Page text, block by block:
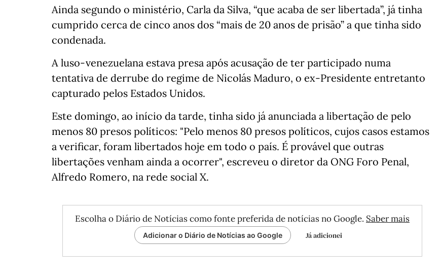
Ainda segundo o ministério, Carla da Silva, “que acaba de ser libertada”, já tinha
cumprido cerca de cinco anos dos “mais de 20 anos de prisão” a que tinha sido
condenada.
A luso-venezuelana estava presa após acusação de ter participado numa
tentativa de derrube do regime de Nicolás Maduro, o ex-Presidente entretanto
capturado pelos Estados Unidos.
Este domingo, ao início da tarde, tinha sido já anunciada a libertação de pelo
menos 80 presos políticos: "Pelo menos 80 presos políticos, cujos casos estamos
a verificar, foram libertados hoje em todo o país. É provável que outras
libertações venham ainda a ocorrer", escreveu o diretor da ONG Foro Penal,
Alfredo Romero, na rede social X.
Escolha o Diário de Notícias como fonte preferida de notícias no Google. Saber mais
Adicionar o Diário de Notícias ao Google Já adicionei